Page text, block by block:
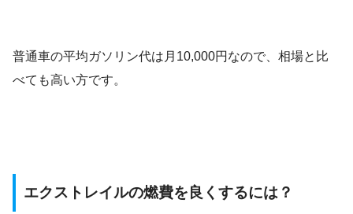
普通車の平均ガソリン代は月10,000円なので、相場と比
べても高い方です。
エクストレイルの燃費を良くするには？